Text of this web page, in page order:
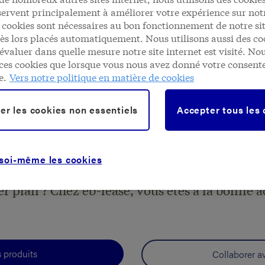
Dealer
Bienvenue
d'un partenaire de leasing ou de renting
et professionnelle et qui place
plan ? Chez eb-lease, vous êtes à la bonne
produits Collaborer
principalement à améliorer votre expérience sur
sont nécessaires au bon fonctionnement de notre
lors placés automatiquement. Nous utilisons aussi des
dans quelle mesure notre site internet est visité.
cookies que lorsque vous nous avez donné votre
Vers notre politique en matière de cookies
même les cookies
les cookies non essentiels Accepter tous les